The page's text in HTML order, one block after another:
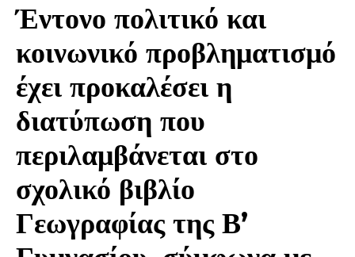
Έντονο πολιτικό και
κοινωνικό προβληματισμό
έχει προκαλέσει η
διατύπωση που
περιλαμβάνεται στο
σχολικό βιβλίο
Γεωγραφίας της Β’